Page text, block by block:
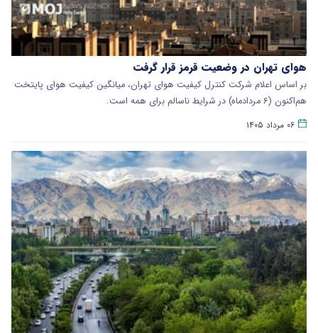
هوای تهران در وضعیت قرمز قرار گرفت
بر اساس اعلام شرکت کنترل کیفیت هوای تهران، میانگین کیفیت هوای پایتخت
هم‌اکنون (۶ مردادماه) در شرایط ناسالم برای همه است.
۰۶ مرداد ۱۴۰۵